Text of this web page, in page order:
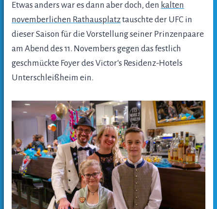
Etwas anders war es dann aber doch, den kalten
novemberlichen Rathausplatztauschte der UFC in
dieser Saison für die Vorstellung seiner Prinzenpaare
am Abend des 11. Novembers gegen das festlich
geschmückte Foyer des Victor‘s Residenz-Hotels
Unterschleißheim ein.